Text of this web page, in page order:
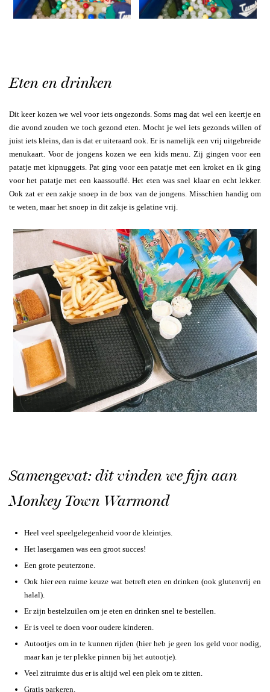
Eten en drinken
Dit keer kozen we wel voor iets ongezonds. Soms mag dat wel een keertje en
die avond zouden we toch gezond eten. Mocht je wel iets gezonds willen of
juist iets kleins, dan is dat er uiteraard ook. Er is namelijk een vrij uitgebreide
menukaart. Voor de jongens kozen we een kids menu. Zij gingen voor een
patatje met kipnuggets. Pat ging voor een patatje met een kroket en ik ging
voor het patatje met een kaassouflé. Het eten was snel klaar en echt lekker.
Ook zat er een zakje snoep in de box van de jongens. Misschien handig om
te weten, maar het snoep in dit zakje is gelatine vrij.
Samengevat: dit vinden we fijn aan
Monkey Town Warmond
Heel veel speelgelegenheid voor de kleintjes.
Het lasergamen was een groot succes!
Een grote peuterzone.
Ook hier een ruime keuze wat betreft eten en drinken (ook glutenvrij en
halal).
Er zijn bestelzuilen om je eten en drinken snel te bestellen.
Er is veel te doen voor oudere kinderen.
Autootjes om in te kunnen rijden (hier heb je geen los geld voor nodig,
maar kan je ter plekke pinnen bij het autootje).
Veel zitruimte dus er is altijd wel een plek om te zitten.
Gratis parkeren.